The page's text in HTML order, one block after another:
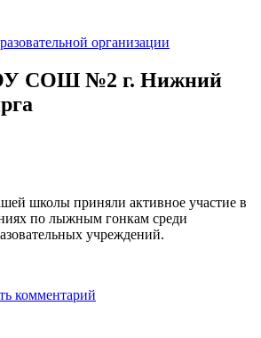
организации
СОШ №2 г. Нижний
школы приняли активное участие в
по лыжным гонкам среди
учреждений.
комментарий